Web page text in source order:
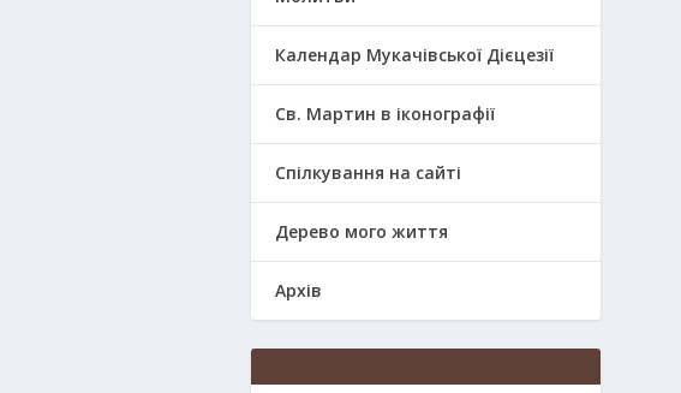
Календар Мукачівської Дієцезії
Св. Мартин в іконографії
Спілкування на сайті
Дерево мого життя
Архів